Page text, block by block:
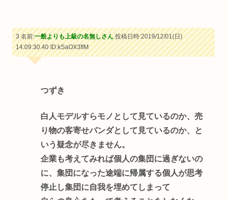
3 名前:一般よりも上級の名無しさん投稿日時:2019/12/01(日)
14:09:30.40ID:kSaOX3fIM
つずき
白人モデルすらモノとして見ているのか、売
り物の客寄せパンダとして見ているのか、と
いう疑念が尽きません。
企業も考えてみれば個人の集団に過ぎないの
に、集団になった途端に帰属する個人が思考
停止し集団に自我を埋めてしまって